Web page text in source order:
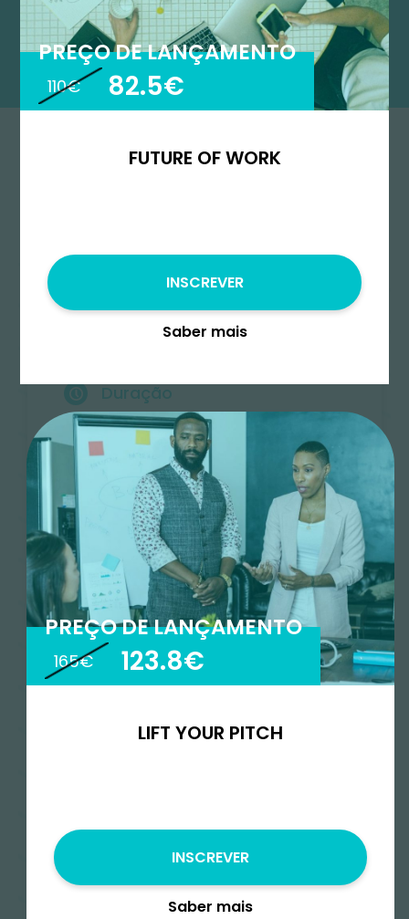
Começa
Duração
3 semanas
Idioma
Português
Tipo
Curto
Onde
Online
247.50
PREÇO DE LANÇAMENTO
110€ 82.5€
FUTURE OF WORK
INSCREVER
Saber mais
PREÇO DE LANÇAMENTO
165€ 123.8€
LIFT YOUR PITCH
INSCREVER
Saber mais